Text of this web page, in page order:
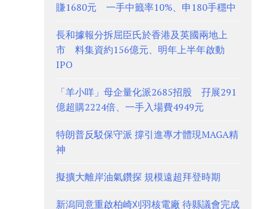
賺1680元 一手中籤率10%、申180手穩中
長和據報分拆屈臣氏於香港及英國兩地上
市 料集資約156億元、明年上半年啟動
IPO
「羊小咩」母企量化派2685招股 孖展291
億超購2224倍、一手入場費4949元
特朗普反駁保守派 撐引進專才體現MAGA精
神
擬擴大離岸油氣鑽探 規模遠超拜登時期
新潟同意重啟柏崎刈羽核電廠 待縣議會完成